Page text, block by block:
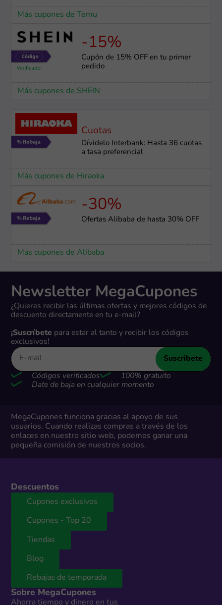
Más cupones de Temu
-15%
Cupón de 15% OFF en tu primer
pedido
Más cupones de SHEIN
Cuotas
Dívidelo Interbank: Hasta 36 cuotas
a tasa preferencial
Más cupones de Hiraoka
-30%
Ofertas Alibaba de hasta 30% OFF
Más cupones de Alibaba
Newsletter MegaCupones
¿Quieres recibir las últimas ofertas y mejores códigos de
descuento directamente en tu e-mail?
¡Suscríbete para estar al tanto y recibir los códigos
exclusivos!
Suscríbete
Códigos verificados
100% gratuito
Date de baja en cualquier momento
MegaCupones funciona gracias al apoyo de sus
usuarios. Cuando realizas compras a través de los
enlaces en nuestro sitio web, podemos ganar una
pequeña comisión de nuestros socios.
Descuentos
Cupones exclusivos
Cupones - Top 20
Tiendas
Blog
Rebajas de temporada
Sobre MegaCupones
Ahorra tiempo y dinero en tus